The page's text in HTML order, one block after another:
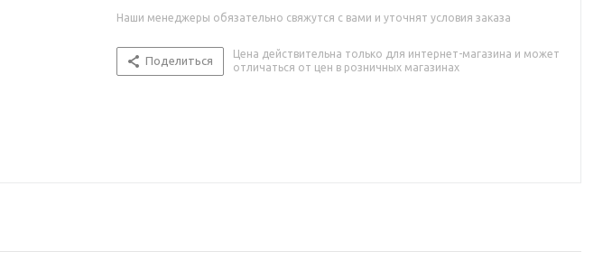
Наши менеджеры обязательно свяжутся с вами и уточнят условия заказа
Поделиться
Цена действительна только для интернет-магазина и может
отличаться от цен в розничных магазинах